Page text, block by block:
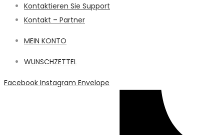
Kontaktieren Sie Support
Kontakt – Partner
MEIN KONTO
WUNSCHZETTEL
Facebook Instagram Envelope